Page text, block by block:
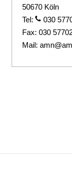
50670 Köln
Tel:
030
Fax: 030
Mail: